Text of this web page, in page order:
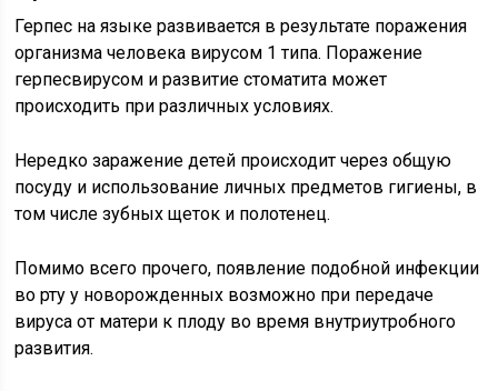
Герпес на языке развивается в результате поражения
организма человека вирусом 1 типа. Поражение
герпесвирусом и развитие стоматита может
происходить при различных условиях.
Нередко заражение детей происходит через общую
посуду и использование личных предметов гигиены, в
том числе зубных щеток и полотенец.
Помимо всего прочего, появление подобной инфекции
во рту у новорожденных возможно при передаче
вируса от матери к плоду во время внутриутробного
развития.